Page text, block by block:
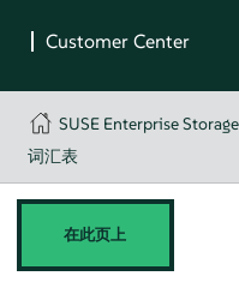
SUSE Enterprise
词汇表
在此页上